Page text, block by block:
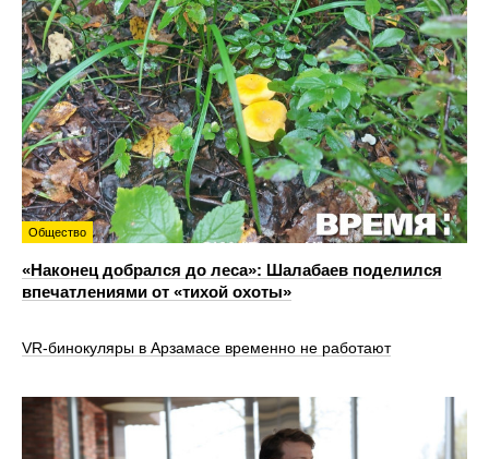
Общество
«Наконец добрался до леса»: Шалабаев поделился
впечатлениями от «тихой охоты»
VR‑бинокуляры в Арзамасе временно не работают